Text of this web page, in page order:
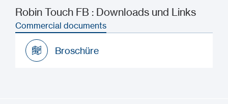
Robin Touch FB : Downloads und Links
Commercial documents
Broschüre